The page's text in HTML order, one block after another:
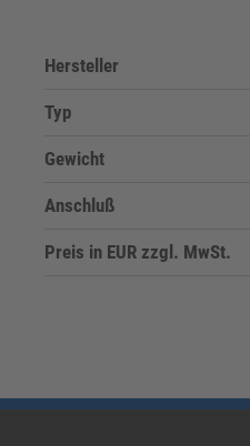
Hersteller
Typ
Gewicht
Anschluß
Preis in EUR zzgl. MwSt.